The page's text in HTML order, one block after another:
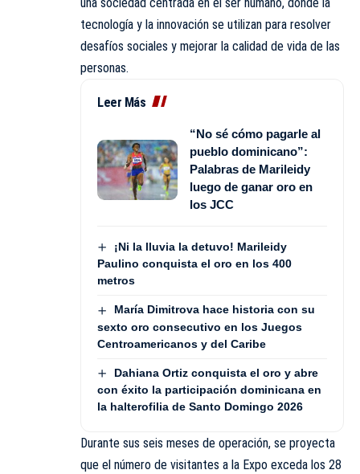
tecnología y la innovación se utilizan para resolver
desafíos sociales y mejorar la calidad de vida de las
personas.
Leer Más
“No sé cómo pagarle al
pueblo dominicano”:
Palabras de Marileidy
luego de ganar oro en
los JCC
¡Ni la lluvia la detuvo! Marileidy
Paulino conquista el oro en los 400
metros
María Dimitrova hace historia con su
sexto oro consecutivo en los Juegos
Centroamericanos y del Caribe
Dahiana Ortiz conquista el oro y abre
con éxito la participación dominicana en
la halterofilia de Santo Domingo 2026
Durante sus seis meses de operación, se proyecta
que el número de visitantes a la Expo exceda los 28